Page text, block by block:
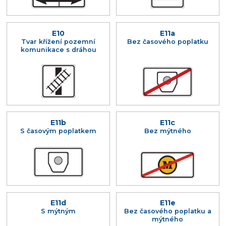
E10
Tvar křížení pozemní
komunikace s dráhou
E11a
Bez časového poplatku
E11b
S časovým poplatkem
E11c
Bez mýtného
E11d
S mýtným
E11e
Bez časového poplatku a
mýtného